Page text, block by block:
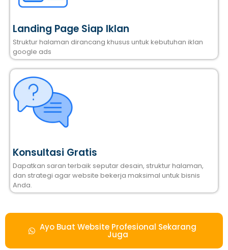
Landing Page Siap Iklan
Struktur halaman dirancang khusus untuk kebutuhan iklan
google ads
Konsultasi Gratis
Dapatkan saran terbaik seputar desain, struktur halaman,
dan strategi agar website bekerja maksimal untuk bisnis
Anda.
Ayo Buat Website Profesional Sekarang
Juga